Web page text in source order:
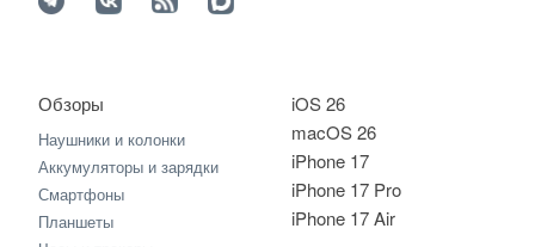
iOS 26
macOS 26
iPhone 17
iPhone 17 Pro
iPhone 17 Air
Обзоры
Наушники и колонки
Аккумуляторы и зарядки
Смартфоны
Планшеты